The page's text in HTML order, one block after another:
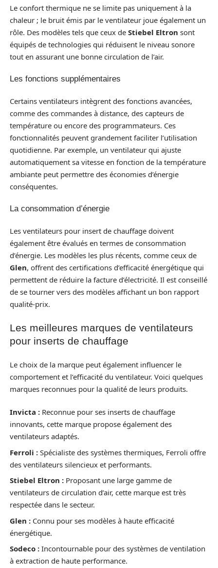
Le confort thermique ne se limite pas uniquement à la
chaleur ; le bruit émis par le ventilateur joue également un
rôle. Des modèles tels que ceux de Stiebel Eltron sont
équipés de technologies qui réduisent le niveau sonore
tout en assurant une bonne circulation de l’air.
Les fonctions supplémentaires
Certains ventilateurs intègrent des fonctions avancées,
comme des commandes à distance, des capteurs de
température ou encore des programmateurs. Ces
fonctionnalités peuvent grandement faciliter l’utilisation
quotidienne. Par exemple, un ventilateur qui ajuste
automatiquement sa vitesse en fonction de la température
ambiante peut permettre des économies d’énergie
conséquentes.
La consommation d’énergie
Les ventilateurs pour insert de chauffage doivent
également être évalués en termes de consommation
d’énergie. Les modèles les plus récents, comme ceux de
Glen, offrent des certifications d’efficacité énergétique qui
permettent de réduire la facture d’électricité. Il est conseillé
de se tourner vers des modèles affichant un bon rapport
qualité-prix.
Les meilleures marques de ventilateurs
pour inserts de chauffage
Le choix de la marque peut également influencer le
comportement et l’efficacité du ventilateur. Voici quelques
marques reconnues pour la qualité de leurs produits.
Invicta : Reconnue pour ses inserts de chauffage
innovants, cette marque propose également des
ventilateurs adaptés.
Ferroli : Spécialiste des systèmes thermiques, Ferroli offre
des ventilateurs silencieux et performants.
Stiebel Eltron : Proposant une large gamme de
ventilateurs de circulation d’air, cette marque est très
respectée dans le secteur.
Glen : Connu pour ses modèles à haute efficacité
énergétique.
Sodeco : Incontournable pour des systèmes de ventilation
à extraction de haute performance.